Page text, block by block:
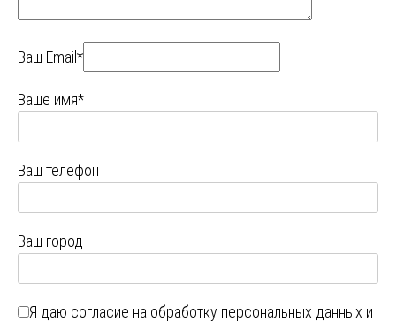
Ваш Email*
Ваше имя*
Ваш телефон
Ваш город
Я даю согласие на обработку персональных данных и